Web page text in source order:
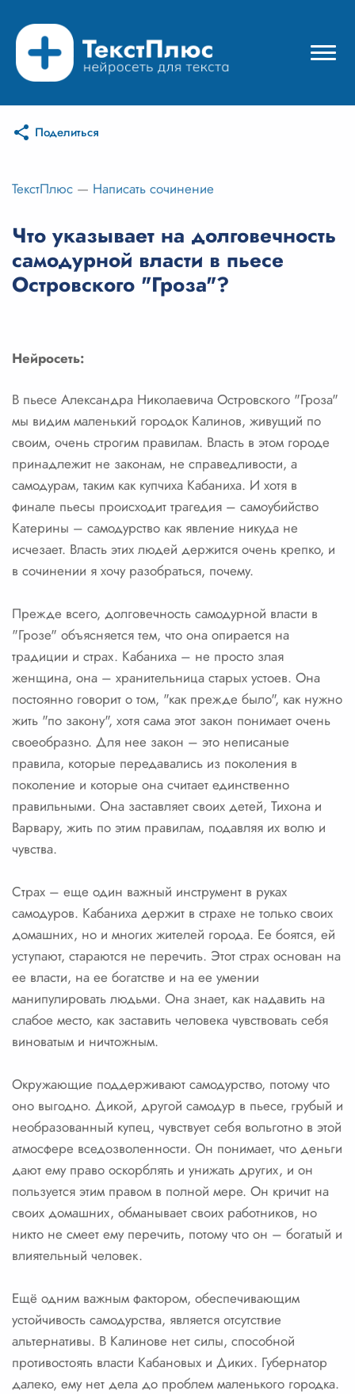
Режимы нейросети
Цены
Вход
Вход с Telegram
Поделиться
ТекстПлюс — Написать сочинение
Что указывает на долговечность
самодурной власти в пьесе
Островского "Гроза"?
Нейросеть:
В пьесе Александра Николаевича Островского "Гроза"
мы видим маленький городок Калинов, живущий по
своим, очень строгим правилам. Власть в этом городе
принадлежит не законам, не справедливости, а
самодурам, таким как купчиха Кабаниха. И хотя в
финале пьесы происходит трагедия – самоубийство
Катерины – самодурство как явление никуда не
исчезает. Власть этих людей держится очень крепко, и
в сочинении я хочу разобраться, почему.
Прежде всего, долговечность самодурной власти в
"Грозе" объясняется тем, что она опирается на
традиции и страх. Кабаниха – не просто злая
женщина, она – хранительница старых устоев. Она
постоянно говорит о том, "как прежде было", как нужно
жить "по закону", хотя сама этот закон понимает очень
своеобразно. Для нее закон – это неписаные
правила, которые передавались из поколения в
поколение и которые она считает единственно
правильными. Она заставляет своих детей, Тихона и
Варвару, жить по этим правилам, подавляя их волю и
чувства.
Страх – еще один важный инструмент в руках
самодуров. Кабаниха держит в страхе не только своих
домашних, но и многих жителей города. Ее боятся, ей
уступают, стараются не перечить. Этот страх основан на
ее власти, на ее богатстве и на ее умении
манипулировать людьми. Она знает, как надавить на
слабое место, как заставить человека чувствовать себя
виноватым и ничтожным.
Окружающие поддерживают самодурство, потому что
оно выгодно. Дикой, другой самодур в пьесе, грубый и
необразованный купец, чувствует себя вольготно в этой
атмосфере вседозволенности. Он понимает, что деньги
дают ему право оскорблять и унижать других, и он
пользуется этим правом в полной мере. Он кричит на
своих домашних, обманывает своих работников, но
никто не смеет ему перечить, потому что он – богатый и
влиятельный человек.
Ещё одним важным фактором, обеспечивающим
устойчивость самодурства, является отсутствие
альтернативы. В Калинове нет силы, способной
противостоять власти Кабановых и Диких. Губернатор
далеко, ему нет дела до проблем маленького городка.